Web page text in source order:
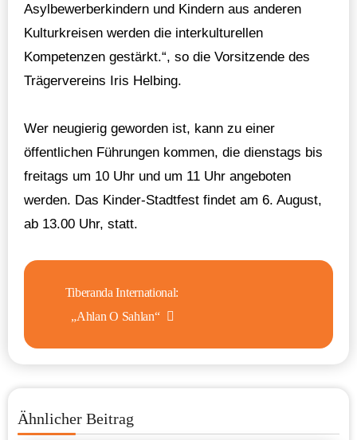
Asylbewerberkindern und Kindern aus anderen
Kulturkreisen werden die interkulturellen
Kompetenzen gestärkt.“, so die Vorsitzende des
Trägervereins Iris Helbing.
Wer neugierig geworden ist, kann zu einer
öffentlichen Führungen kommen, die dienstags bis
freitags um 10 Uhr und um 11 Uhr angeboten
werden. Das Kinder-Stadtfest findet am 6. August,
ab 13.00 Uhr, statt.
Beitragsnavigation
Tiberanda International:
„Ahlan O Sahlan“
Ähnlicher Beitrag